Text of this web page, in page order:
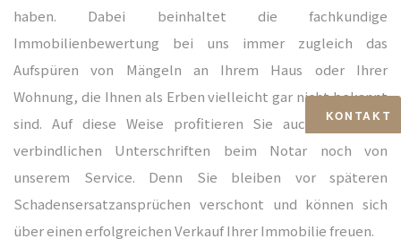
KONTAKT
haben. Dabei beinhaltet die fachkundige
Immobilienbewertung bei uns immer zugleich das
Aufspüren von Mängeln an Ihrem Haus oder Ihrer
Wohnung, die Ihnen als Erben vielleicht gar nicht bekannt
sind. Auf diese Weise profitieren Sie auch nach den
verbindlichen Unterschriften beim Notar noch von
unserem Service. Denn Sie bleiben vor späteren
Schadensersatzansprüchen verschont und können sich
über einen erfolgreichen Verkauf Ihrer Immobilie freuen.